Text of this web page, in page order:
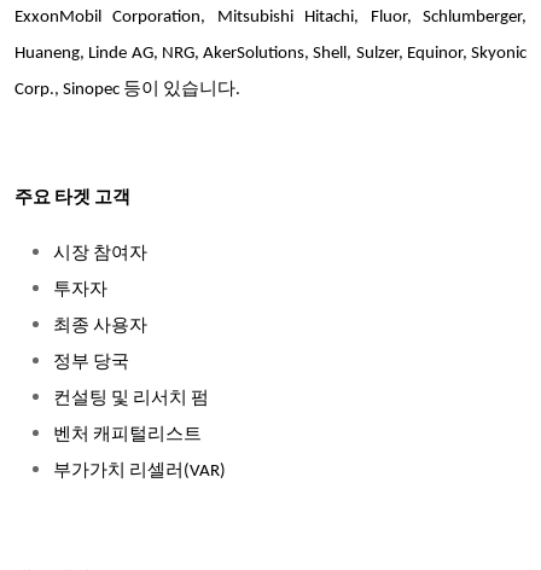
ExxonMobil Corporation, Mitsubishi Hitachi, Fluor, Schlumberger,
Huaneng, Linde AG, NRG, AkerSolutions, Shell, Sulzer, Equinor, Skyonic
Corp., Sinopec 등이 있습니다.
주요 타겟 고객
시장 참여자
투자자
최종 사용자
정부 당국
컨설팅 및 리서치 펌
벤처 캐피털리스트
부가가치 리셀러(VAR)